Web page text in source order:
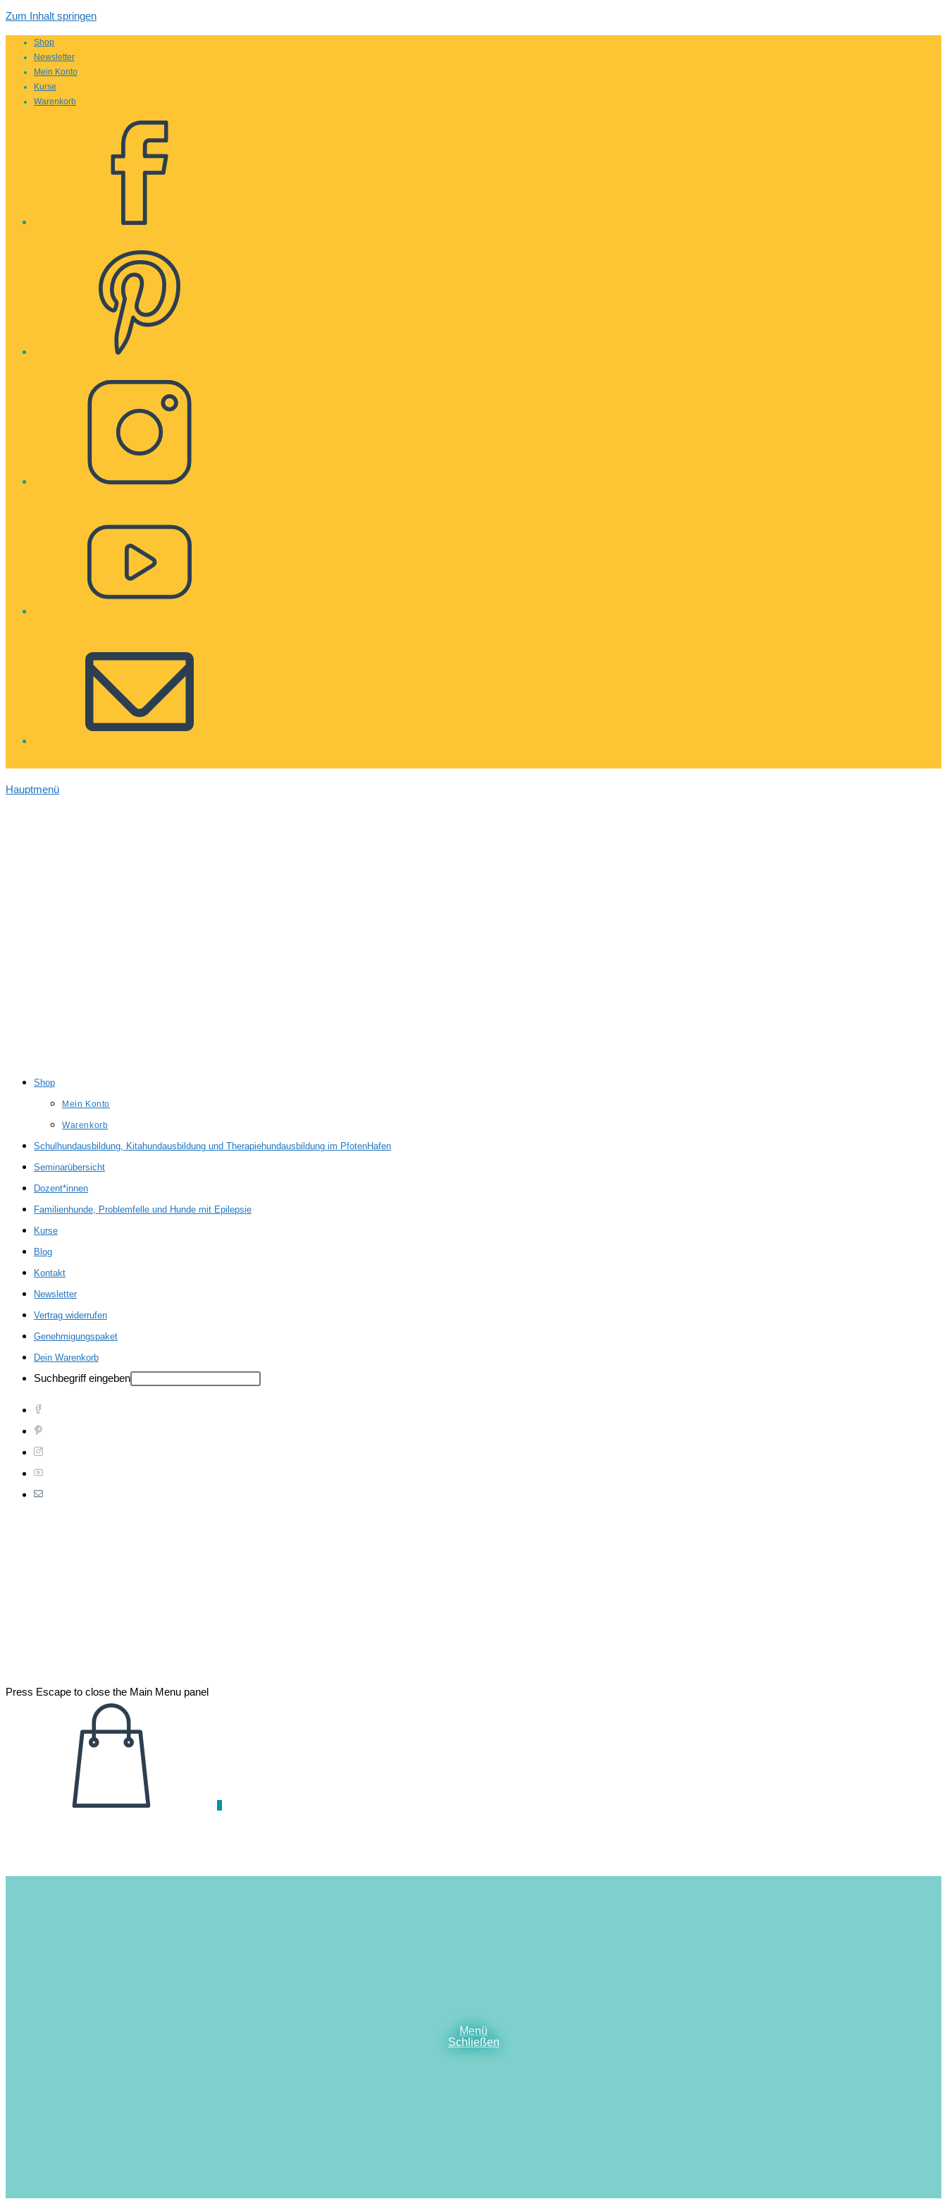
Zum Inhalt springen
Shop
Newsletter
Mein Konto
Kurse
Warenkorb
Hauptmenü
Shop
Mein Konto
Warenkorb
Schulhundausbildung, Kitahundausbildung und Therapiehundausbildung im PfotenHafen
Seminarübersicht
Dozent*innen
Familienhunde, Problemfelle und Hunde mit Epilepsie
Kurse
Blog
Kontakt
Newsletter
Vertrag widerrufen
Genehmigungspaket
Dein Warenkorb
Suchbegriff eingeben
Press Escape to close the Main Menu panel
0
Menü
Schließen